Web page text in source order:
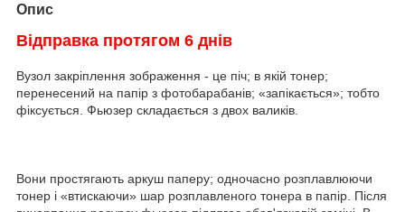
Опис
Відправка протягом 6 днів
Вузол закріплення зображення - це піч; в якій тонер;
перенесений на папір з фотобарабанів; «запікається»; тобто
фіксується. Фьюзер складається з двох валиків.
Вони простягають аркуш паперу; одночасно розплавлюючи
тонер і «втискаючи» шар розплавленого тонера в папір. Після